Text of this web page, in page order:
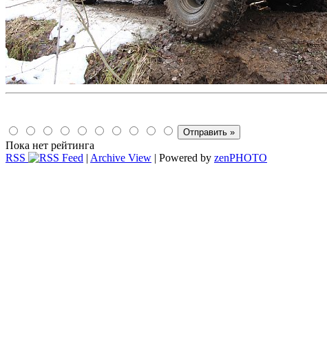
Пока нет рейтинга
RSS
| Archive View | Powered by zenPHOTO